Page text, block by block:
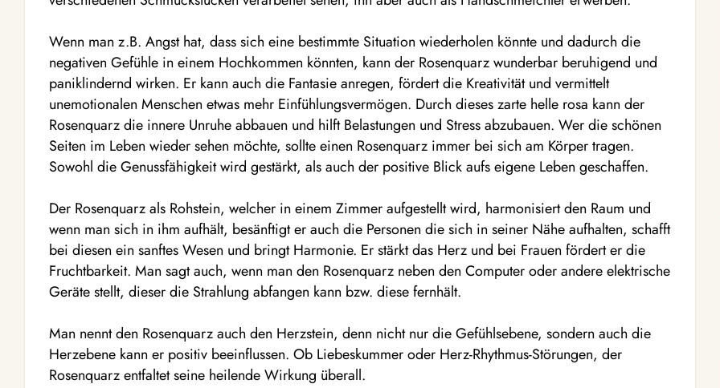
Wenn man z.B. Angst hat, dass sich eine bestimmte Situation wiederholen könnte und dadurch die
negativen Gefühle in einem Hochkommen könnten, kann der Rosenquarz wunderbar beruhigend und
paniklindernd wirken. Er kann auch die Fantasie anregen, fördert die Kreativität und vermittelt
unemotionalen Menschen etwas mehr Einfühlungsvermögen. Durch dieses zarte helle rosa kann der
Rosenquarz die innere Unruhe abbauen und hilft Belastungen und Stress abzubauen. Wer die schönen
Seiten im Leben wieder sehen möchte, sollte einen Rosenquarz immer bei sich am Körper tragen.
Sowohl die Genussfähigkeit wird gestärkt, als auch der positive Blick aufs eigene Leben geschaffen.
Der Rosenquarz als Rohstein, welcher in einem Zimmer aufgestellt wird, harmonisiert den Raum und
wenn man sich in ihm aufhält, besänftigt er auch die Personen die sich in seiner Nähe aufhalten, schafft
bei diesen ein sanftes Wesen und bringt Harmonie. Er stärkt das Herz und bei Frauen fördert er die
Fruchtbarkeit. Man sagt auch, wenn man den Rosenquarz neben den Computer oder andere elektrische
Geräte stellt, dieser die Strahlung abfangen kann bzw. diese fernhält.
Man nennt den Rosenquarz auch den Herzstein, denn nicht nur die Gefühlsebene, sondern auch die
Herzebene kann er positiv beeinflussen. Ob Liebeskummer oder Herz-Rhythmus-Störungen, der
Rosenquarz entfaltet seine heilende Wirkung überall.